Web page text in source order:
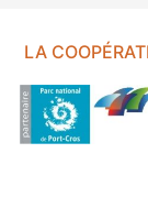
LA